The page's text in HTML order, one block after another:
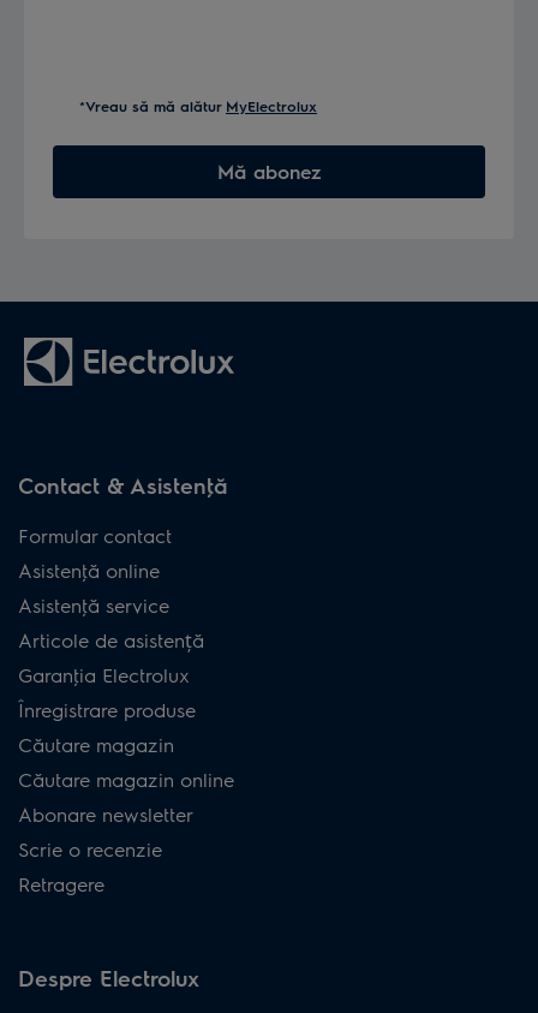
*Vreau să mă alătur MyElectrolux
Mă abonez
Contact & Asistenţă
Formular contact
Asistenţă online
Asistenţă service
Articole de asistență
Garanţia Electrolux
Înregistrare produse
Căutare magazin
Căutare magazin online
Abonare newsletter
Scrie o recenzie
Retragere
Despre Electrolux